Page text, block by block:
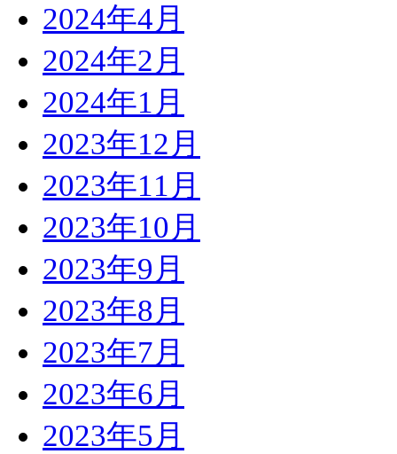
2024年4月
2024年2月
2024年1月
2023年12月
2023年11月
2023年10月
2023年9月
2023年8月
2023年7月
2023年6月
2023年5月